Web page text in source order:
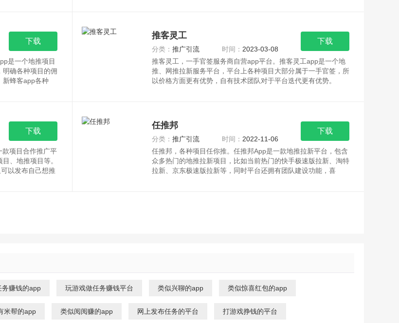
是一个地推项目
明确各种项目的佣
新蜂客app各种
下载
推客灵工
分类： 推广引流 时间： 2023-03-08
推客灵工，一手官签服务商自营app平台。推客灵工app是一个地
推、网推拉新服务平台，平台上各种项目大部分属于一手官签，所
以价格方面更有优势，自有技术团队对于平台迭代更有优势。
下载
款项目合作推广平
、地推项目等。
以发布自己想推
下载
任推邦
分类： 推广引流 时间： 2022-11-06
任推邦，各种项目任你推。任推邦App是一款地推拉新平台，包含
众多热门的地推拉新项目，比如当前热门的快手极速版拉新、淘特
拉新、京东极速版拉新等，同时平台还拥有团队建设功能，喜
下载
务赚钱的app 玩游戏做任务赚钱平台 类似兴聊的app 类似惊喜红包的app
米帮的app 类似阅阅赚的app 网上发布任务的平台 打游戏挣钱的平台